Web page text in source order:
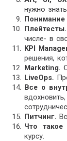
нужно
Понимание
Плейтесты.
числе- в
KPI
решения,
Marketing.
LiveOps.
Все о
Питчинг.
Что такое
курсу.